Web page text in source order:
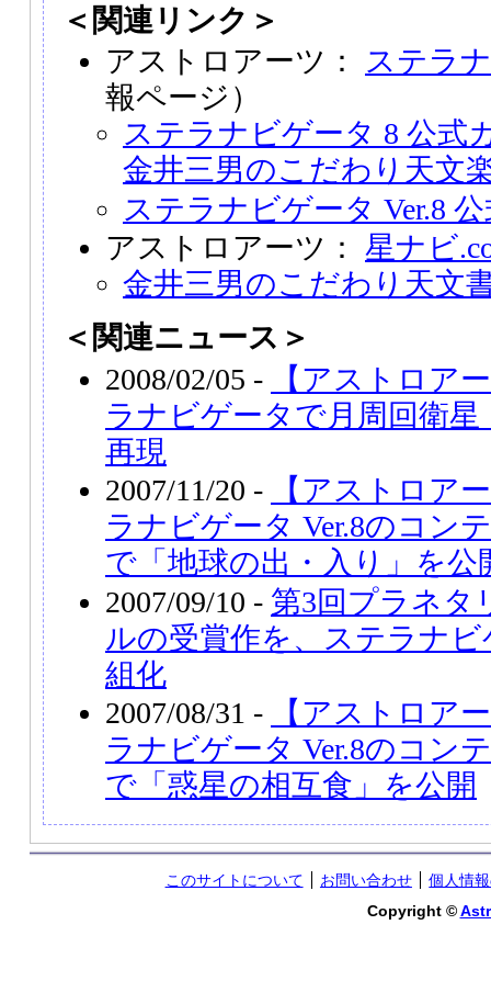
＜関連リンク＞
アストロアーツ： ステラ
報ページ）
ステラナビゲータ 8 公式
金井三男のこだわり天文
ステラナビゲータ Ver.8
アストロアーツ： 星ナビ
金井三男のこだわり天文
＜関連ニュース＞
2008/02/05 -
【アストロア
ラナビゲータで月周回衛
再現
2007/11/20 -
【アストロア
ラナビゲータ Ver.8のコン
で「地球の出・入り」を公
2007/09/10 - 第3回プラネタ
ルの受賞作を、ステラナビ
組化
2007/08/31 -
【アストロア
ラナビゲータ Ver.8のコン
で「惑星の相互食」を公開
このサイトについて お問い合わせ
個人情
Copyright ©